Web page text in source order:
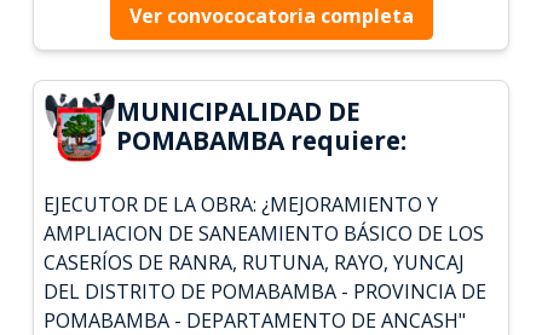
Ver convococatoria completa
MUNICIPALIDAD DE
POMABAMBA requiere:
EJECUTOR DE LA OBRA: ¿MEJORAMIENTO Y
AMPLIACION DE SANEAMIENTO BÁSICO DE LOS
CASERÍOS DE RANRA, RUTUNA, RAYO, YUNCAJ
DEL DISTRITO DE POMABAMBA - PROVINCIA DE
POMABAMBA - DEPARTAMENTO DE ANCASH"